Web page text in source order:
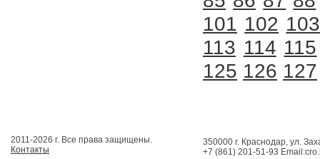
101 102 103
113 114 115
125 126 127
2011-2026 г. Все права защищены.
Контакты
350000 г. Краснодар, ул.
+7 (861) 201-51-93